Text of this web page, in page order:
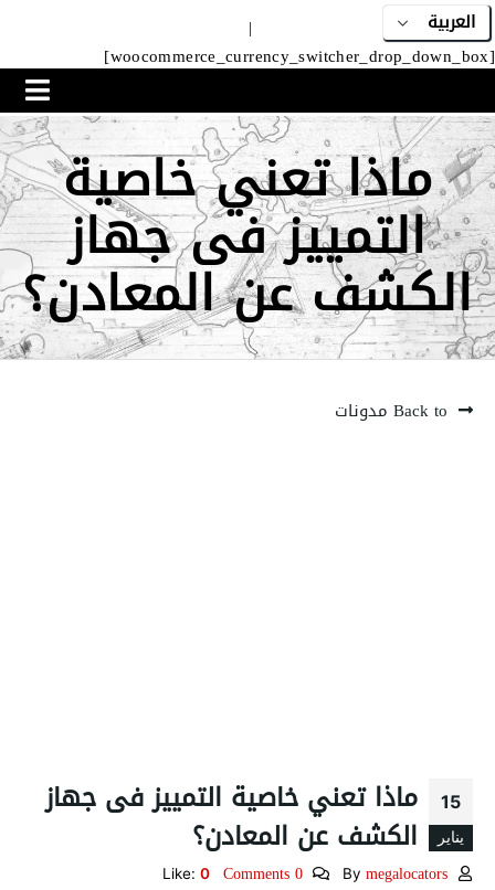
|
[woocommerce_currency_switcher_drop_down_box]
ماذا تعني خاصية
التمييز فى جهاز
الكشف عن المعادن؟
15
يناير
ماذا تعني خاصية التمييز فى جهاز
الكشف عن المعادن؟
By
megalocators
0 Comments
Like: 0